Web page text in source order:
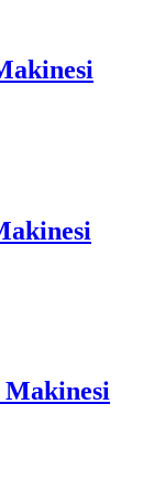
Makinesi